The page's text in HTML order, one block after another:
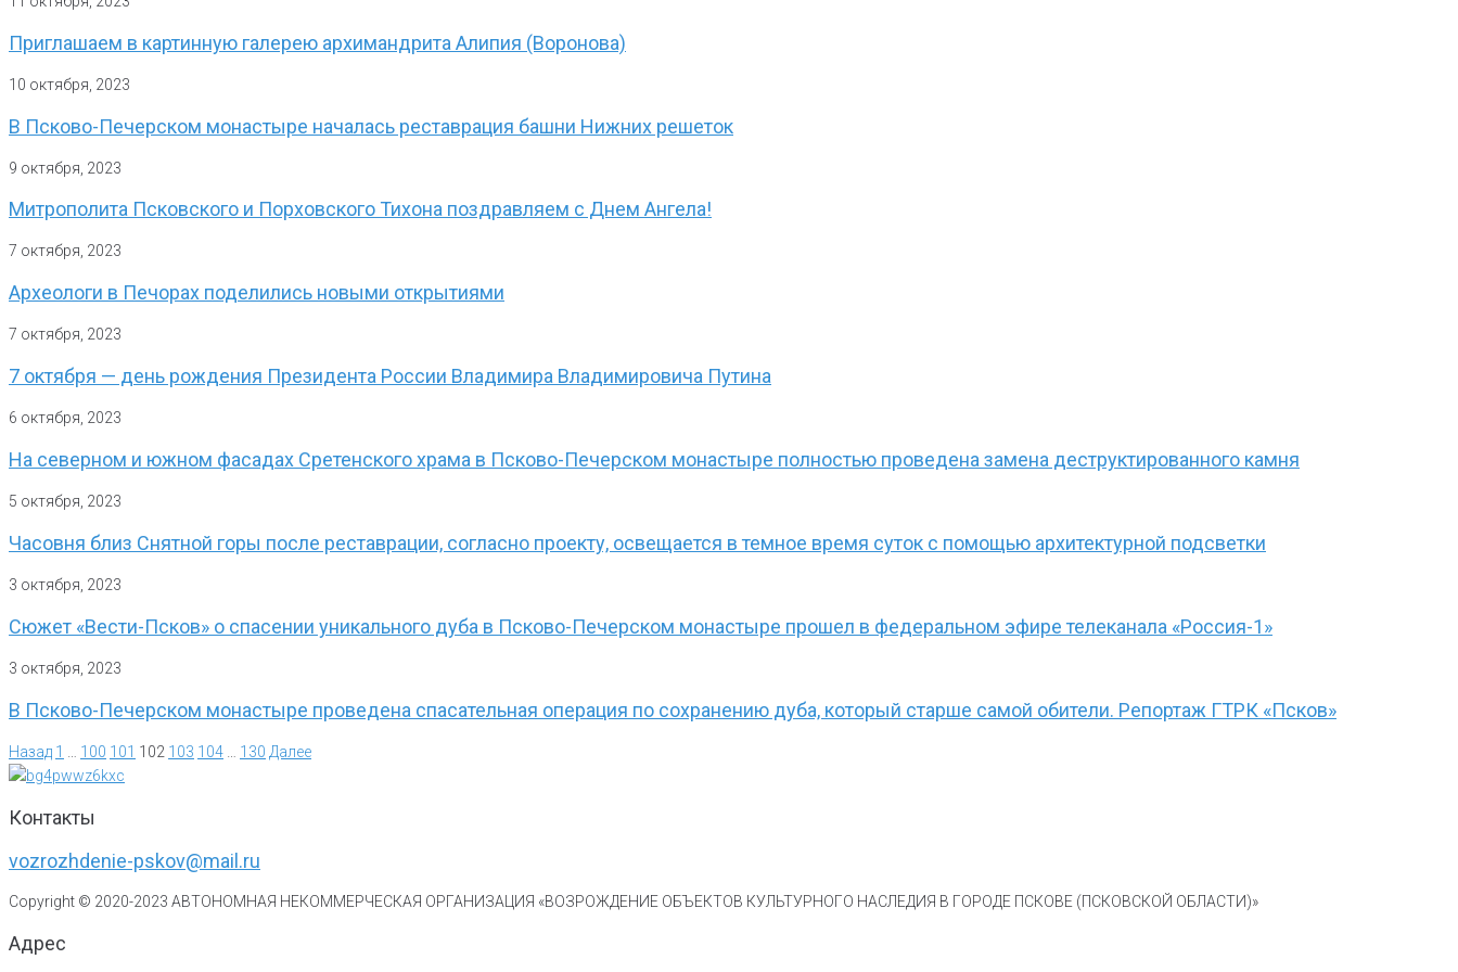
Приглашаем в картинную галерею архимандрита Алипия (Воронова)
10 октября, 2023
В Псково-Печерском монастыре началась реставрация башни Нижних решеток
9 октября, 2023
Митрополита Псковского и Порховского Тихона поздравляем с Днем Ангела!
7 октября, 2023
Археологи в Печорах поделились новыми открытиями
7 октября, 2023
7 октября — день рождения Президента России Владимира Владимировича Путина
6 октября, 2023
На северном и южном фасадах Сретенского храма в Псково-Печерском монастыре полностью проведена замена деструктированного камня
5 октября, 2023
Часовня близ Снятной горы после реставрации, согласно проекту, освещается в темное время суток с помощью архитектурной подсветки
3 октября, 2023
Сюжет «Вести-Псков» о спасении уникального дуба в Псково-Печерском монастыре прошел в федеральном эфире телеканала «Россия-1»
3 октября, 2023
В Псково-Печерском монастыре проведена спасательная операция по сохранению дуба, который старше самой обители. Репортаж ГТРК «Псков»
Назад 1 100 101 102 103 104 130 Далее
Контакты
vozrozhdenie-pskov@mail.ru
Copyright © 2020-2023 АВТОНОМНАЯ НЕКОММЕРЧЕСКАЯ ОРГАНИЗАЦИЯ «ВОЗРОЖДЕНИЕ ОБЪЕКТОВ КУЛЬТУРНОГО НАСЛЕДИЯ В ГОРОДЕ ПСКОВЕ (ПСКОВСКОЙ ОБЛАСТИ)»
Адрес